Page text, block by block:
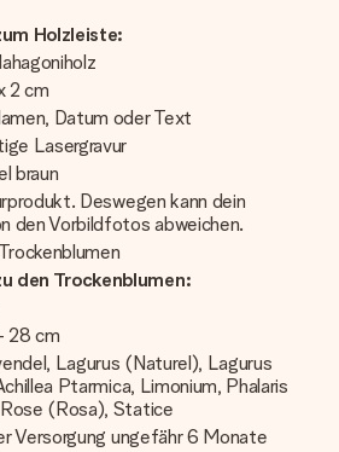
Holzleiste:
2 cm
Datum oder Text
Lasergravur
braun
Deswegen kann dein
den Vorbildfotos abweichen.
den Trockenblumen:
28 cm
Lagurus (Naturel), Lagurus
Ptarmica, Limonium, Phalaris
(Rosa), Statice
Versorgung ungefähr 6 Monate